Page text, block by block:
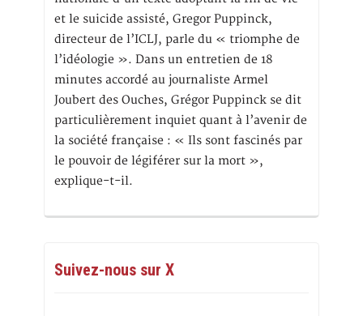
et le suicide assisté, Gregor Puppinck,
directeur de l’ICLJ, parle du « triomphe de
l’idéologie ». Dans un entretien de 18
minutes accordé au journaliste Armel
Joubert des Ouches, Grégor Puppinck se dit
particulièrement inquiet quant à l’avenir de
la société française : « Ils sont fascinés par
le pouvoir de légiférer sur la mort »,
explique-t-il.
Suivez-nous sur X